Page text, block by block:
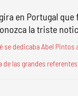
en Portugal que
la triste
se dedicaba Abel Pintos
las grandes